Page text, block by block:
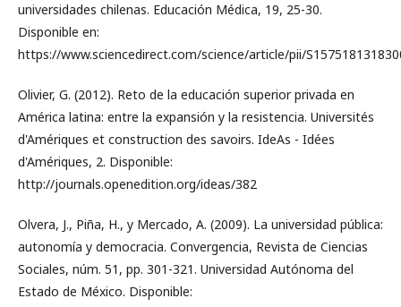
universidades chilenas. Educación Médica, 19, 25-30.
Disponible en:
https://www.sciencedirect.com/science/article/pii/
Olivier, G. (2012). Reto de la educación superior privada en
América latina: entre la expansión y la resistencia. Universités
d'Amériques et construction des savoirs. IdeAs - Idées
d'Amériques, 2. Disponible:
http://journals.openedition.org/ideas/382
Olvera, J., Piña, H., y Mercado, A. (2009). La universidad pública:
autonomía y democracia. Convergencia, Revista de Ciencias
Sociales, núm. 51, pp. 301-321. Universidad Autónoma del
Estado de México. Disponible: